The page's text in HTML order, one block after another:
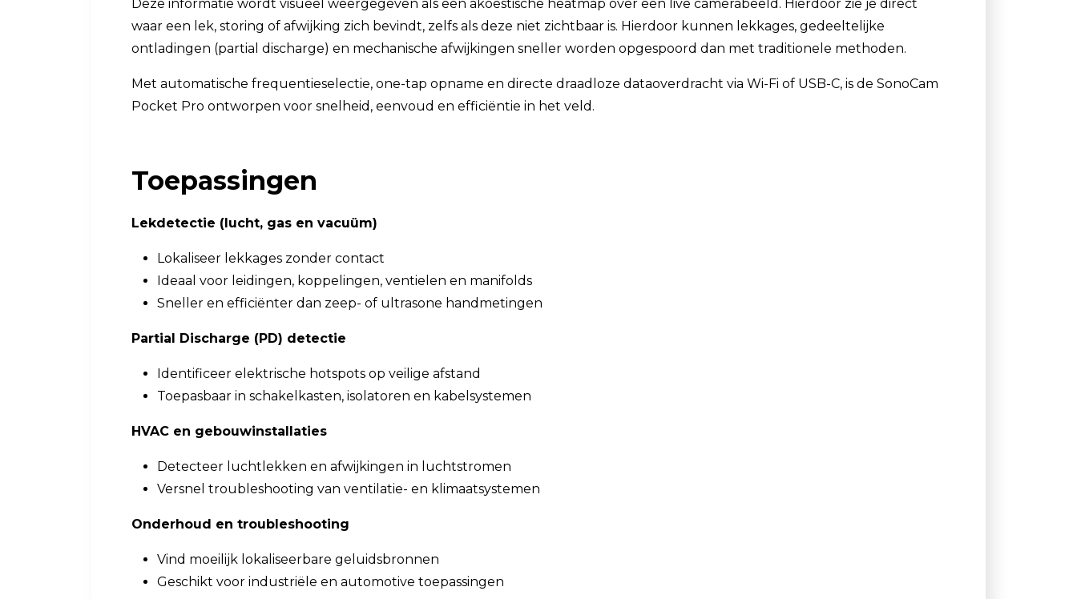
Deze informatie wordt visueel weergegeven als een akoestische heatmap over een live camerabeeld. Hierdoor zie je direct
waar een lek, storing of afwijking zich bevindt, zelfs als deze niet zichtbaar is. Hierdoor kunnen lekkages, gedeeltelijke
ontladingen (partial discharge) en mechanische afwijkingen sneller worden opgespoord dan met traditionele methoden.
Met automatische frequentieselectie, one-tap opname en directe draadloze dataoverdracht via Wi-Fi of USB-C, is de SonoCam
Pocket Pro ontworpen voor snelheid, eenvoud en efficiëntie in het veld.
Toepassingen
Lekdetectie (lucht, gas en vacuüm)
Lokaliseer lekkages zonder contact
Ideaal voor leidingen, koppelingen, ventielen en manifolds
Sneller en efficiënter dan zeep- of ultrasone handmetingen
Partial Discharge (PD) detectie
Identificeer elektrische hotspots op veilige afstand
Toepasbaar in schakelkasten, isolatoren en kabelsystemen
HVAC en gebouwinstallaties
Detecteer luchtlekken en afwijkingen in luchtstromen
Versnel troubleshooting van ventilatie- en klimaatsystemen
Onderhoud en troubleshooting
Vind moeilijk lokaliseerbare geluidsbronnen
Geschikt voor industriële en automotive toepassingen